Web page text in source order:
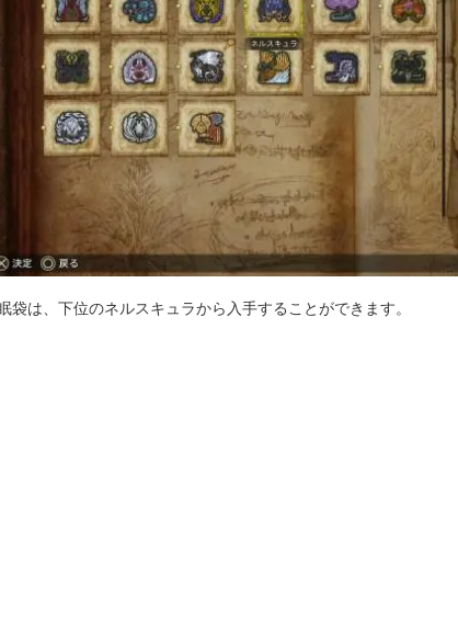
袋は、下位のネルスキュラから入手することができます。